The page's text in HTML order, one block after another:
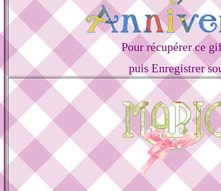
Pour récupérer ce
puis Enregistrer